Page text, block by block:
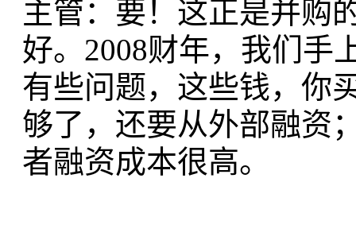
主管：要！这正是并购
好。2008财年，我们手
有些问题，这些钱，你
够了，还要从外部融资
者融资成本很高。